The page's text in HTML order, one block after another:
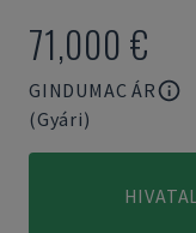
71,000 €
GINDUMAC ÁR
(Gyári)